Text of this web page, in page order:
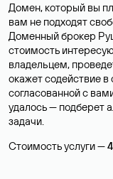
Домен, который вы
вам не подходят
Доменный брокер
стоимость
владельцем,
окажет содействие в
согласованной с
удалось — подберет
задачи.
Стоимость услуги —